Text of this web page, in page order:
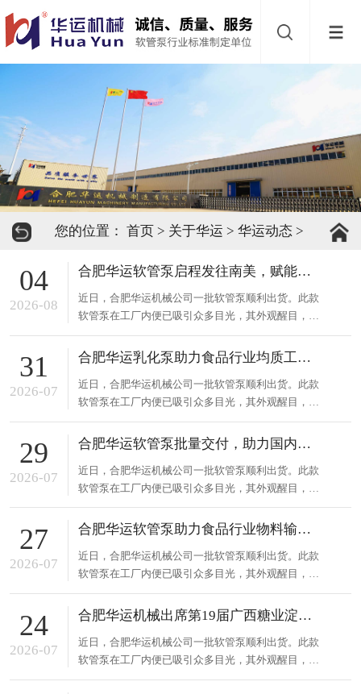
网
站
航
首
管
泵
软
管
阀
缓
冲
关
English
中
您的位置： 首页> 关于华运 > 华运动态>
04
2026-08
合肥华运软管泵启程发往南美，赋能当地纸浆稳定输送
近日，合肥华运机械公司一批软管泵顺利出货。此款
软管泵在工厂内便已吸引众多目光，其外观醒目，性
能卓越，可适应多种复杂工况。合肥华运机械长期专
注流体输送设备研发制造，凭借深厚技术积累与创新
技术，运行稳定，能精准控制流量，有效输送各类特
殊介质，降低维护成本。这...
31
2026-07
合肥华运乳化泵助力食品行业均质工艺升级
近日，合肥华运机械公司一批软管泵顺利出货。此款
软管泵在工厂内便已吸引众多目光，其外观醒目，性
能卓越，可适应多种复杂工况。合肥华运机械长期专
注流体输送设备研发制造，凭借深厚技术积累与创新
技术，运行稳定，能精准控制流量，有效输送各类特
殊介质，降低维护成本。这...
29
2026-07
合肥华运软管泵批量交付，助力国内食品行业
近日，合肥华运机械公司一批软管泵顺利出货。此款
软管泵在工厂内便已吸引众多目光，其外观醒目，性
能卓越，可适应多种复杂工况。合肥华运机械长期专
注流体输送设备研发制造，凭借深厚技术积累与创新
技术，运行稳定，能精准控制流量，有效输送各类特
殊介质，降低维护成本。这...
27
2026-07
合肥华运软管泵助力食品行业物料输送升级
近日，合肥华运机械公司一批软管泵顺利出货。此款
软管泵在工厂内便已吸引众多目光，其外观醒目，性
能卓越，可适应多种复杂工况。合肥华运机械长期专
注流体输送设备研发制造，凭借深厚技术积累与创新
技术，运行稳定，能精准控制流量，有效输送各类特
殊介质，降低维护成本。这...
24
2026-07
合肥华运机械出席第19届广西糖业淀粉技术及智能设备展览会，欢迎莅临合作交流
近日，合肥华运机械公司一批软管泵顺利出货。此款
软管泵在工厂内便已吸引众多目光，其外观醒目，性
能卓越，可适应多种复杂工况。合肥华运机械长期专